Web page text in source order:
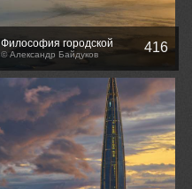
Философия городской
рыбалки
© Александр Байдуков 416